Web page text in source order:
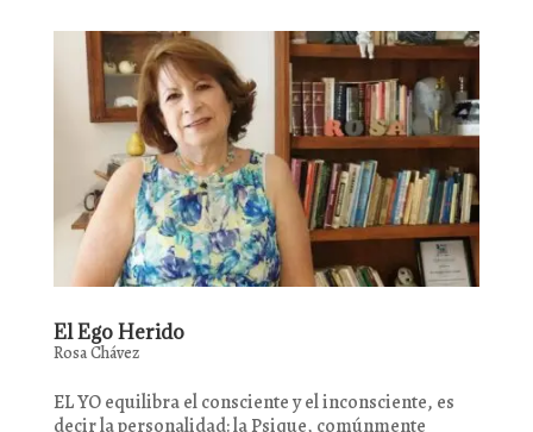
El Ego Herido
Rosa Chávez
EL YO equilibra el consciente y el inconsciente, es
decir la personalidad: la Psique, comúnmente